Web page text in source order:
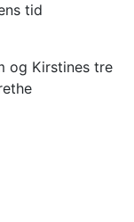
tid
og Kirstines tre